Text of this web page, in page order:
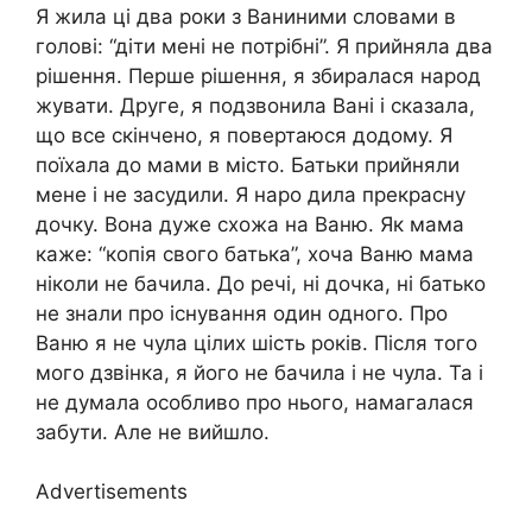
Я жила ці два роки з Ваниними словами в
голові: “діти мені не потрібні”. Я прийняла два
рішення. Перше рішення, я збиралася народ
жувати. Друге, я подзвонила Вані і сказала,
що все скінчено, я повертаюся додому. Я
поїхала до мами в місто. Батьки прийняли
мене і не засудили. Я наро дила прекрасну
дочку. Вона дуже схожа на Ваню. Як мама
каже: “копія свого батька”, хоча Ваню мама
ніколи не бачила. До речі, ні дочка, ні батько
не знали про існування один одного. Про
Ваню я не чула цілих шість років. Після того
мого дзвінка, я його не бачила і не чула. Та і
не думала особливо про нього, намагалася
забути. Але не вийшло.
Advertisements